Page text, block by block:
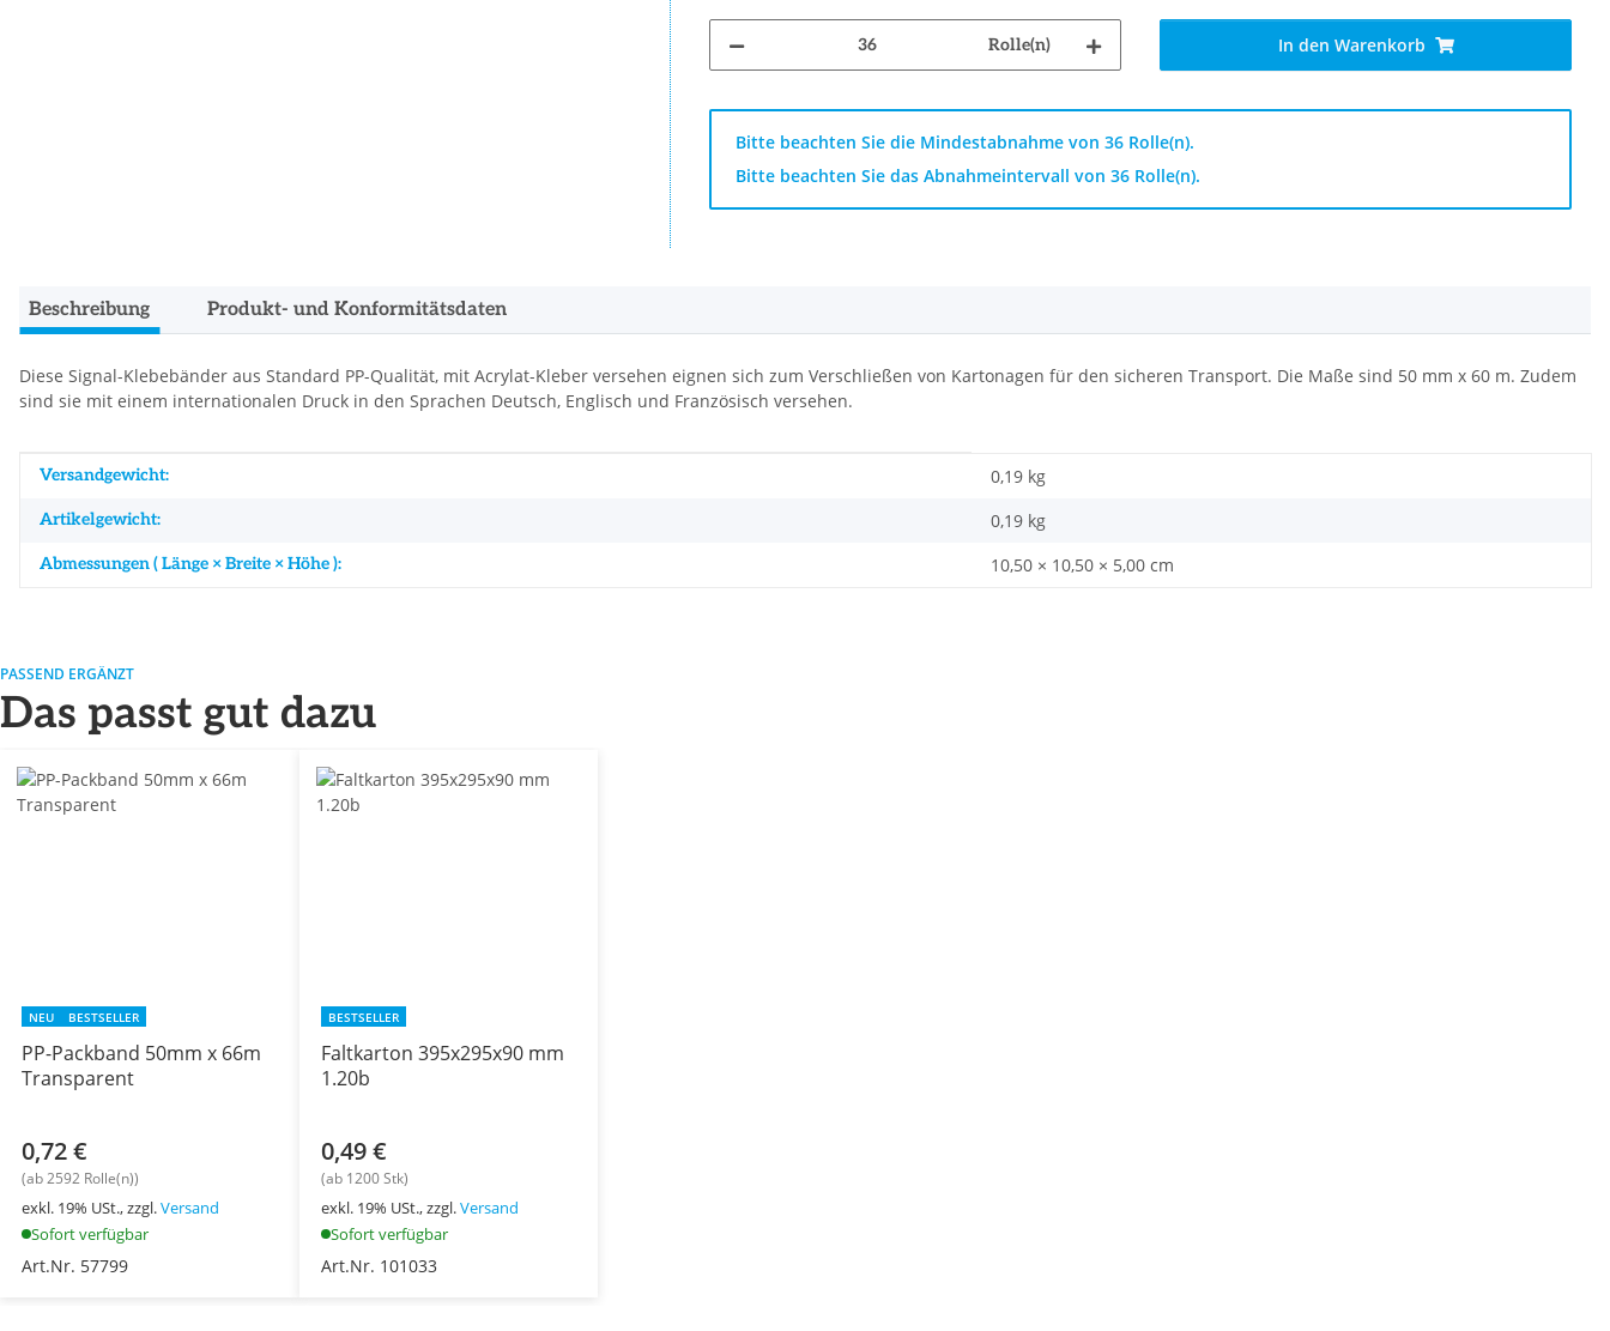
Rolle(n) In den Warenkorb
x
Bitte beachten Sie die Mindestabnahme von 36 Rolle(n).
Bitte beachten Sie das Abnahmeintervall von 36 Rolle(n).
Beschreibung Produkt- und Konformitätsdaten
Diese Signal-Klebebänder aus Standard PP-Qualität, mit Acrylat-Kleber versehen eignen sich zum Verschließen von Kartonagen für den sicheren Transport. Die Maße sind 50 mm x 60 m. Zudem
sind sie mit einem internationalen Druck in den Sprachen Deutsch, Englisch und Französisch versehen.
Produkteigenschaft
Wert
Versandgewicht: 0,19 kg
Artikelgewicht: 0,19 kg
Abmessungen ( Länge × Breite × Höhe ): 10,50 × 10,50 × 5,00 cm
PASSEND ERGÄNZT
Das passt gut dazu
NEU BESTSELLER
PP-Packband 50mm x 66m
Transparent
0,72 €
(ab 2592 Rolle(n))
exkl. 19% USt., zzgl.Versand
Sofort verfügbar
Art.Nr. 57799
BESTSELLER
Faltkarton 395x295x90 mm
1.20b
0,49 €
(ab 1200 Stk)
exkl. 19% USt., zzgl.Versand
Sofort verfügbar
Art.Nr. 101033